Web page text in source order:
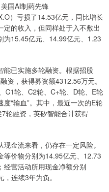
国AI制药先锋
）亏损了14.53亿元，同比增长
的收入，但同样处于入不敷出
为15.45亿元、14.99亿元、1.23
能已实施多轮融资。根据招股
资，获得募资额4312.56万元。
C1轮、C2轮、C+轮、D轮、E轮
“输血”。其中，最近一次的E轮
轮融资，英矽智能合计获得
金流来看，仍存在一定风险。
等价物分别为14.95亿元、12.73
营活动所用现金净额分别
连续3年为负。